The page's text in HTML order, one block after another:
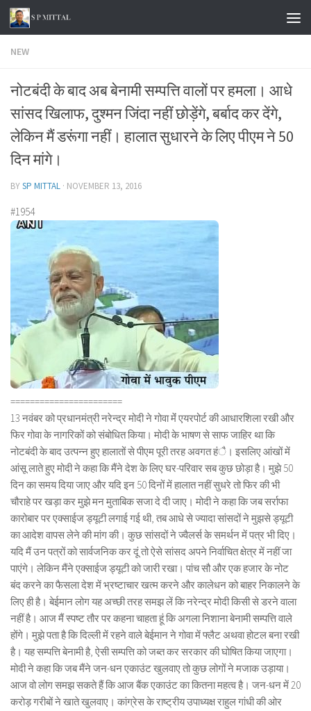
Skip to content
NEW
नोटबंदी के बाद अब बेनामी सम्पत्ति वालों पर हमला। आधे
सांसद खिलाफ, दुश्मन जिंदा नहीं छोड़ेंगे, बर्बाद कर देंगे,
लेकिन मैं डरूंगा नहीं। हालात सुधारने के लिए पीएम ने 50
दिन मांगे।
BYSP MITTAL · NOVEMBER 13, 2016
#1954
=======================
13 नवंबर को प्रधानमंत्री नरेन्द्र मोदी ने गोवा मेंं एयरपोर्ट की आधारशिला रखी और
फिर गोवा के नागरिकों को संबोधित किया। मोदी के भाषण से साफ जाहिर था कि
नोटबंदी के बाद उत्पन्न हुए हालातों से पीएम पूरी तरह अवगत हंै। इसलिए आंखों में
आंसू लाते हुए मोदी ने कहा कि मैंने देश के लिए घर-परिवार सब कुछ छोड़ा है। मुझे 50
दिन का समय दिया जाए और यदि इन 50 दिनों में हालात नहीं सुधरे तो फिर की भी
चौराहे पर खड़ा कर मुझे मन मुताबिक सजा दे दी जाए। मोदी ने कहा कि जब सर्राफा
कारोबार पर एक्साईज ड्यूटी लगाई गई थी, तब आधे से ज्यादा सांसदों ने मुझसे ड्यूटी
का आदेश वापस लेने की मांग की। कुछ सांसदों ने ज्वैलर्स के समर्थन में पत्र भी दिए।
यदि मैं उन पत्रों को सार्वजनिक कर दूं तो ऐसे सांसद अपने निर्वाचित क्षेत्र में नहीं जा
पाएंगे। लेकिन मैंने एक्साईज ड्यूटी को जारी रखा। पांच सौ और एक हजार के नोट
बंद करने का फैसला देश में भ्रष्टाचार खत्म करने और कालेधन को बाहर निकालने के
लिए ही है। बेईमान लोग यह अच्छी तरह समझ लें कि नरेन्द्र मोदी किसी से डरने वाला
नहीं है। आज मैं स्पष्ट तौर पर कहना चाहता हूं कि अगला निशाना बेनामी सम्पत्ति वाले
होंगे। मुझे पता है कि दिल्ली में रहने वाले बेईमान ने गोवा में फ्लैट अथवा होटल बना रखी
है। यह सम्पत्ति बेनामी है, ऐसी सम्पत्ति को जब्त कर सरकार की घोषित किया जाएगा।
मोदी ने कहा कि जब मैंने जन-धन एकाउंट खुलवाए तो कुछ लोगों ने मजाक उड़ाया।
आज वो लोग समझ सकते हैं कि आज बैंक एकाउंट का कितना महत्व है। जन-धन में 20
करोड़ गरीबों ने खाते खुलवाए। कांग्रेस के राष्ट्रीय उपाध्यक्ष राहुल गांधी की ओर